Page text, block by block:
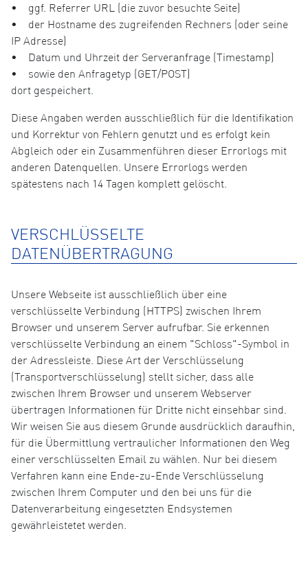
• ggf. Referrer URL (die zuvor besuchte Seite)
• der Hostname des zugreifenden Rechners (oder seine
IP Adresse)
• Datum und Uhrzeit der Serveranfrage (Timestamp)
• sowie den Anfragetyp (GET/POST)
dort gespeichert.
Diese Angaben werden ausschließlich für die Identifikation
und Korrektur von Fehlern genutzt und es erfolgt kein
Abgleich oder ein Zusammenführen dieser Errorlogs mit
anderen Datenquellen. Unsere Errorlogs werden
spätestens nach 14 Tagen komplett gelöscht.
VERSCHLÜSSELTE
DATENÜBERTRAGUNG
Unsere Webseite ist ausschließlich über eine
verschlüsselte Verbindung (HTTPS) zwischen Ihrem
Browser und unserem Server aufrufbar. Sie erkennen
verschlüsselte Verbindung an einem "Schloss"-Symbol in
der Adressleiste. Diese Art der Verschlüsselung
(Transportverschlüsselung) stellt sicher, dass alle
zwischen Ihrem Browser und unserem Webserver
übertragen Informationen für Dritte nicht einsehbar sind.
Wir weisen Sie aus diesem Grunde ausdrücklich daraufhin,
für die Übermittlung vertraulicher Informationen den Weg
einer verschlüsselten Email zu wählen. Nur bei diesem
Verfahren kann eine Ende-zu-Ende Verschlüsselung
zwischen Ihrem Computer und den bei uns für die
Datenverarbeitung eingesetzten Endsystemen
gewährleistetet werden.